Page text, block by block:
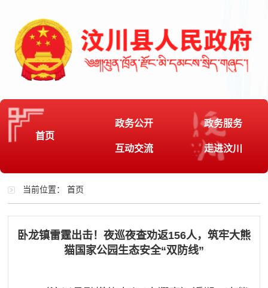
首页
政务公开 政务服务
互动交流 走进汶川
当前位置：首页
卧龙镇雷霆出击！夜巡夜查劝返156人，筑牢大熊
猫国家公园生态安全“双防线”